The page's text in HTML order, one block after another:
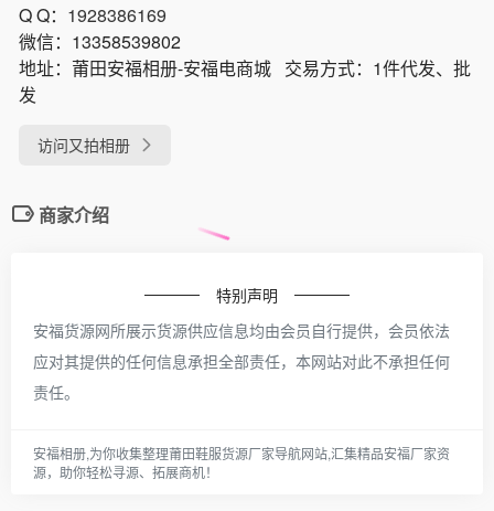
Q Q： 1928386169
微信： 13358539802
地址： 莆田安福相册-安福电商城 交易方式： 1件代发、批
发
访问又拍相册
商家介绍
特别声明
安福货源网所展示货源供应信息均由会员自行提供，会员依法
应对其提供的任何信息承担全部责任，本网站对此不承担任何
责任。
安福相册,为你收集整理莆田鞋服货源厂家导航网站,汇集精品安福厂家资
源，助你轻松寻源、拓展商机！